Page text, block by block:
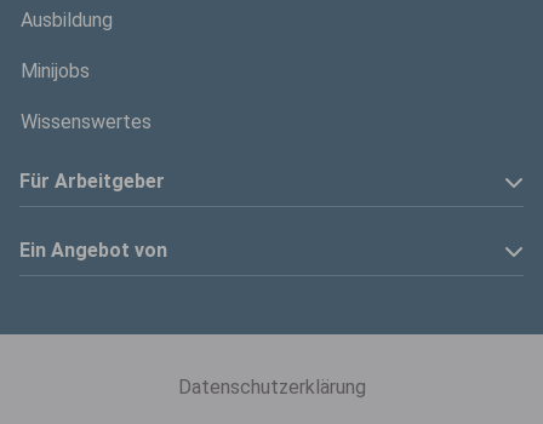
Ausbildung
Minijobs
Wissenswertes
Für Arbeitgeber
Anzeige schalten
Ein Angebot von
Datenschutzerklärung